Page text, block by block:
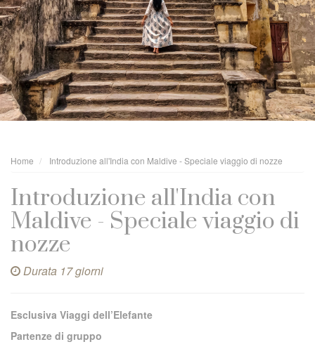
Home Introduzione all'India con Maldive - Speciale viaggio di nozze
Introduzione all'India con
Maldive - Speciale viaggio di
nozze
Durata 17 giorni
Esclusiva Viaggi dell’Elefante
Partenze di gruppo